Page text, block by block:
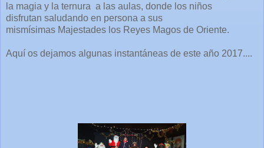
la magia y la ternura a las aulas, donde los niños
disfrutan saludando en persona a sus
mismísimas Majestades los Reyes Magos de Oriente.
Aquí os dejamos algunas instantáneas de este año 2017....